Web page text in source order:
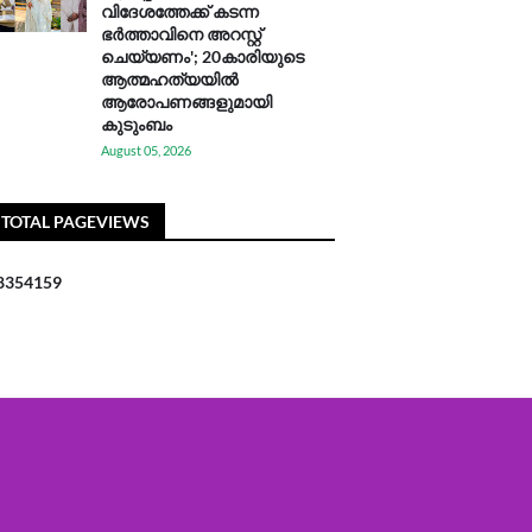
വിദേശത്തേക്ക് കടന്ന
ഭർത്താവിനെ അറസ്റ്റ്
ചെയ്യണം'; 20കാരിയുടെ
ആത്മഹത്യയിൽ
ആരോപണങ്ങളുമായി
കുടുംബം
August 05, 2026
TOTAL PAGEVIEWS
354159